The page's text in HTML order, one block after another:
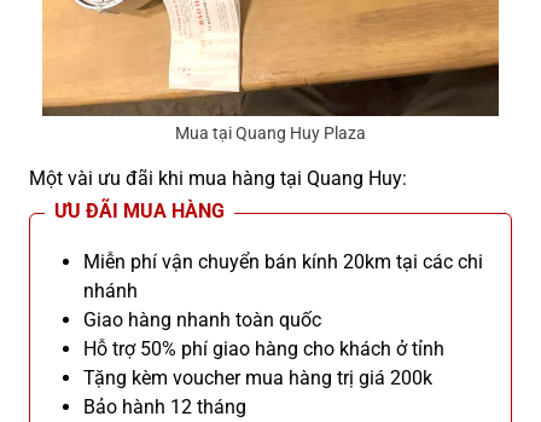
Mua tại Quang Huy Plaza
Một vài ưu đãi khi mua hàng tại Quang Huy:
ƯU ĐÃI MUA HÀNG
Miễn phí vận chuyển bán kính 20km tại các chi
nhánh
Giao hàng nhanh toàn quốc
Hỗ trợ 50% phí giao hàng cho khách ở tỉnh
Tặng kèm voucher mua hàng trị giá 200k
Bảo hành 12 tháng